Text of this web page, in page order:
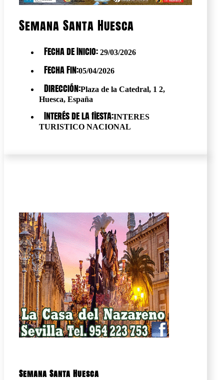
Semana Santa Huesca
Fecha de Inicio: 29/03/2026
Fecha Fin:05/04/2026
Dirección:Plaza de la Catedral, 1 2,
Huesca, España
Interés de la fiesta:INTERES
TURISTICO NACIONAL
Semana Santa Huesca